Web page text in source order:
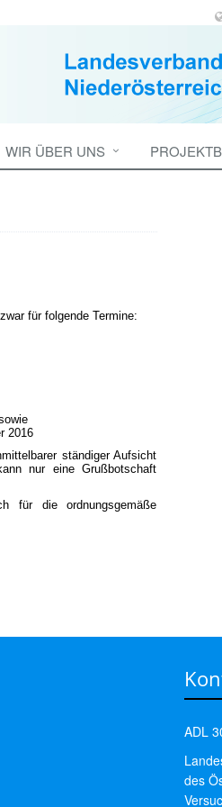
WIR ÜBER UNS
für folgende Termine:
ständiger Aufsicht
nur eine Grußbotschaft
für die ordnungsgemäße
ADL
des